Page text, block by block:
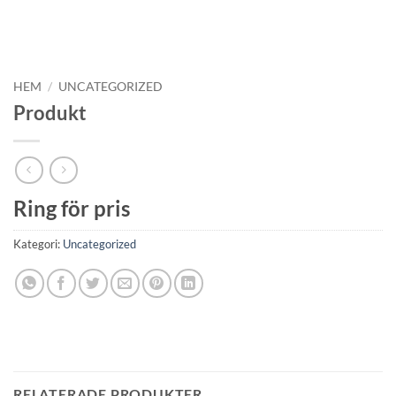
HEM / UNCATEGORIZED
Produkt
Ring för pris
Kategori: Uncategorized